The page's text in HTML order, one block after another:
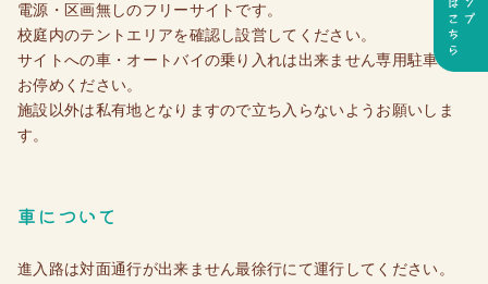
電源・区画無しのフリーサイトです。
校庭内のテントエリアを確認し設営してください。
サイトへの車・オートバイの乗り入れは出来ません専用駐車場に
お停めください。
施設以外は私有地となりますので立ち入らないようお願いしま
す。
車について
進入路は対面通行が出来ません最徐行にて運行してください。